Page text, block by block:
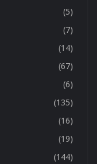
(5)
(7)
(14)
(67)
(6)
(135)
(16)
(19)
(144)